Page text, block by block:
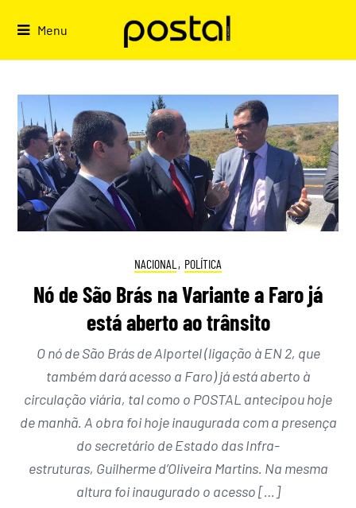
Menu
NACIONAL , POLÍTICA
Nó de São Brás na Variante a Faro já
está aberto ao trânsito
O nó de São Brás de Alportel (ligação à EN 2, que
também dará acesso a Faro) já está aberto à
circulação viária, tal como o POSTAL antecipou hoje
de manhã. A obra foi hoje inaugurada com a presença
do secretário de Estado das Infra-
estruturas, Guilherme d’Oliveira Martins. Na mesma
altura foi inaugurado o acesso […]